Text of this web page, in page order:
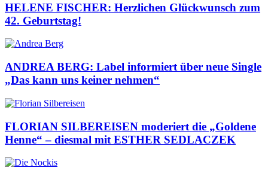
HELENE FISCHER: Herzlichen Glückwunsch zum
42. Geburtstag!
ANDREA BERG: Label informiert über neue Single
„Das kann uns keiner nehmen“
FLORIAN SILBEREISEN moderiert die „Goldene
Henne“ – diesmal mit ESTHER SEDLACZEK